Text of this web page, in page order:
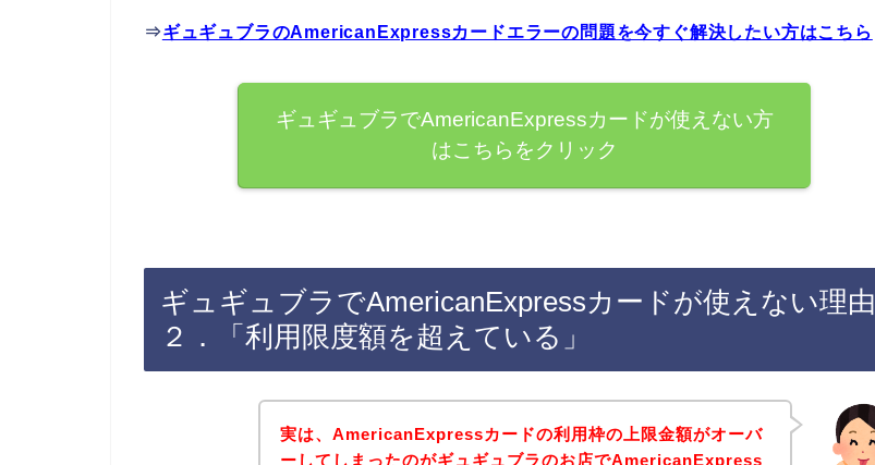
⇒ギュギュブラのAmericanExpressカードエラーの問題を今すぐ解決したい方はこちら
ギュギュブラでAmericanExpressカードが使えない方
はこちらをクリック
ギュギュブラでAmericanExpressカードが使えない理由
２．「利用限度額を超えている」
実は、AmericanExpressカードの利用枠の上限金額がオーバ
ーしてしまったのがギュギュブラのお店でAmericanExpress